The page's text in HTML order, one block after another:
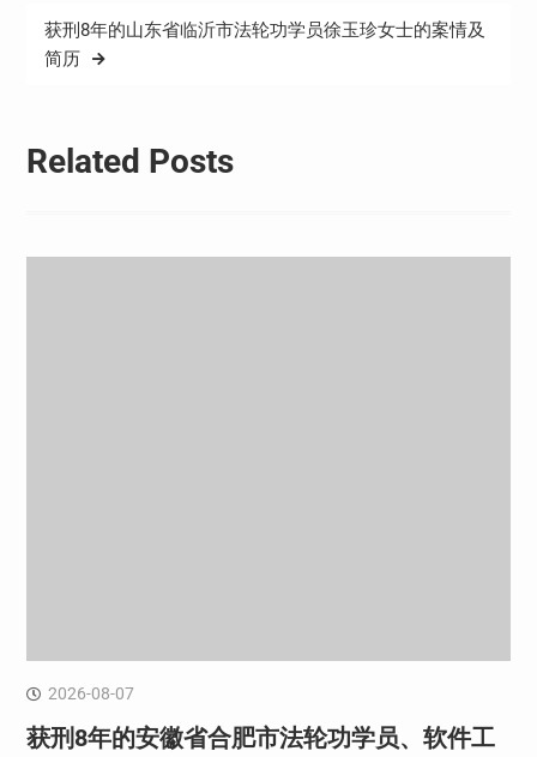
导
航
获刑8年的山东省临沂市法轮功学员徐玉珍女士的案情及
简历
Related Posts
2026-08-07
获刑8年的安徽省合肥市法轮功学员、软件工